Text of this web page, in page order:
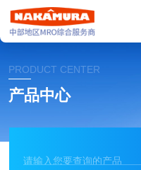
PRODUCT CENTER
产品中心